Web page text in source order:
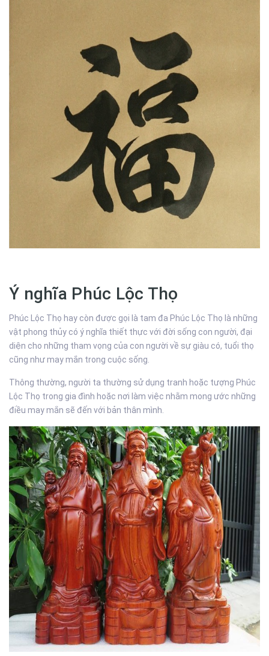
Ý nghĩa Phúc Lộc Thọ
Phúc Lộc Thọ hay còn được gọi là tam đa Phúc Lộc Thọ là những
vật phong thủy có ý nghĩa thiết thực với đời sống con người, đại
diện cho những tham vọng của con người về sự giàu có, tuổi thọ
cũng như may mắn trong cuộc sống.
Thông thường, người ta thường sử dụng tranh hoặc tượng Phúc
Lộc Thọ trong gia đình hoặc nơi làm việc nhằm mong ước những
điều may mắn sẽ đến với bản thân mình.